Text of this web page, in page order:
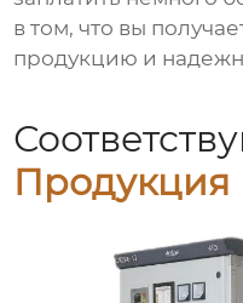
в том, что вы
продукцию и
Продукция